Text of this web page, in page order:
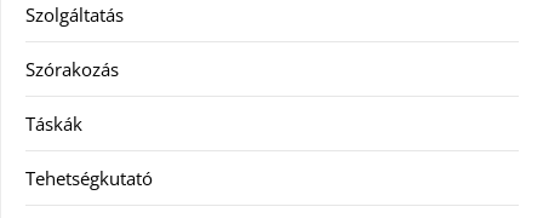
Szolgáltatás
Szórakozás
Táskák
Tehetségkutató